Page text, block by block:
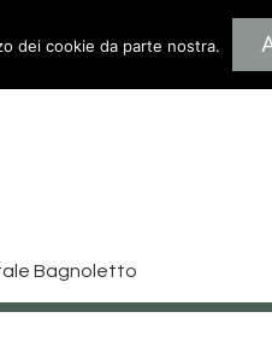
Vittime Della
Bagnoletto
dei cookie da parte nostra.